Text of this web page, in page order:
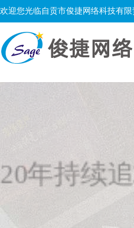
欢迎您光临自贡市俊捷网络科技有限
20年持续
致力于提供高品质定制互
帮助您的品牌更有效率的